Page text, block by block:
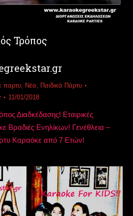
Τρόπος
παρτυ, Νέα, Παιδικά Πάρτυ
11/01/2018
Διαδκέδασης! Εταιρικές
Βραδιές Ενηλίκων! Γενέθλεια –
Καραόκε από 7 Ετών!